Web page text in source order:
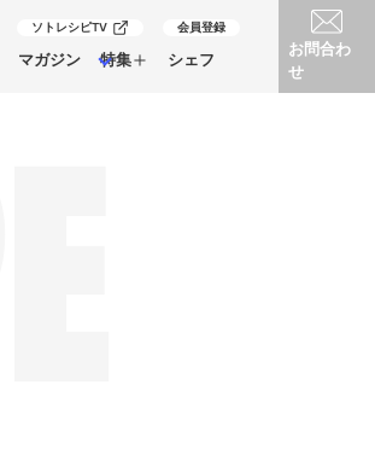
ソトレシピTV 会員登録
マガジン 特集 シェフ
お問合わ
せ